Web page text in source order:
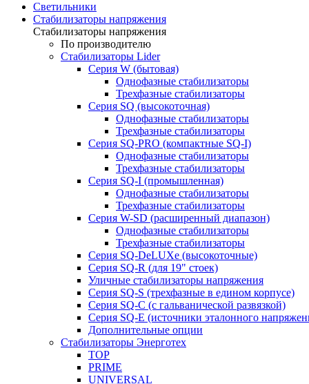
Светильники
Стабилизаторы напряжения
Стабилизаторы напряжения
По производителю
Стабилизаторы Lider
Cерия W (бытовая)
Однофазные стабилизаторы
Трехфазные стабилизаторы
Серия SQ (высокоточная)
Однофазные стабилизаторы
Трехфазные стабилизаторы
Cерия SQ-PRO (компактные SQ-I)
Однофазные стабилизаторы
Трехфазные стабилизаторы
Серия SQ-I (промышленная)
Однофазные стабилизаторы
Трехфазные стабилизаторы
Серия W-SD (расширенный диапазон)
Однофазные стабилизаторы
Трехфазные стабилизаторы
Серия SQ-DeLUXe (высокоточные)
Серия SQ-R (для 19" стоек)
Уличные стабилизаторы напряжения
Серия SQ-S (трехфазные в едином корпусе)
Серия SQ-C (с гальванической развязкой)
Cерия SQ-E (источники эталонного
Дополнительные опции
Стабилизаторы Энерготех
TOP
PRIME
UNIVERSAL